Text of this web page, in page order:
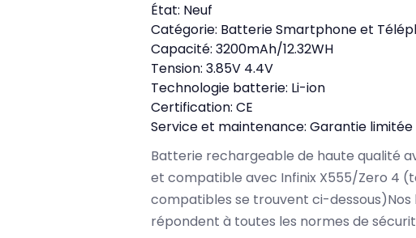
État: Neuf
Catégorie: Batterie Smartphone et
Capacité: 3200mAh/12.32WH
Tension: 3.85V 4.4V
Technologie batterie: Li-ion
Certification: CE
Service et maintenance: Garantie limitée
Batterie rechargeable de haute qualité
et compatible avec Infinix X555/Zero 4
compatibles se trouvent ci-dessous)Nos
répondent à toutes les normes de